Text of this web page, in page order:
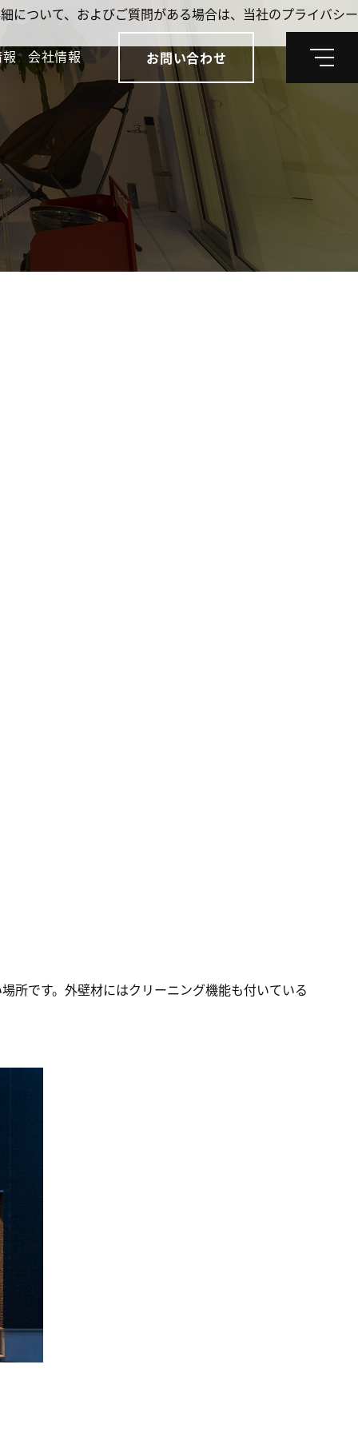
会社情報 お問い合わせ
メ
所です。外壁材にはクリーニング機能も付いている
について、およびご質問がある場合は、当社のプライバシー